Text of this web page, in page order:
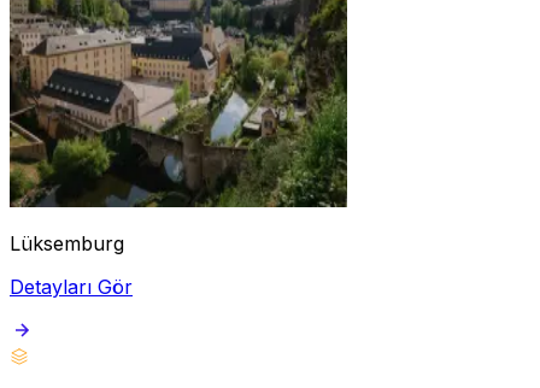
Lüksemburg
Detayları Gör